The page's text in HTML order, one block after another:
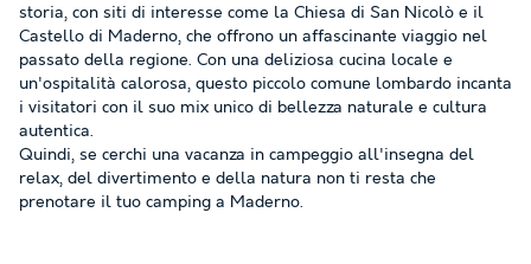
storia, con siti di interesse come la Chiesa di San Nicolò e il
Castello di Maderno, che offrono un affascinante viaggio nel
passato della regione. Con una deliziosa cucina locale e
un'ospitalità calorosa, questo piccolo comune lombardo incanta
i visitatori con il suo mix unico di bellezza naturale e cultura
autentica.
Quindi, se cerchi una vacanza in campeggio all'insegna del
relax, del divertimento e della natura non ti resta che
prenotare il tuo camping a Maderno.